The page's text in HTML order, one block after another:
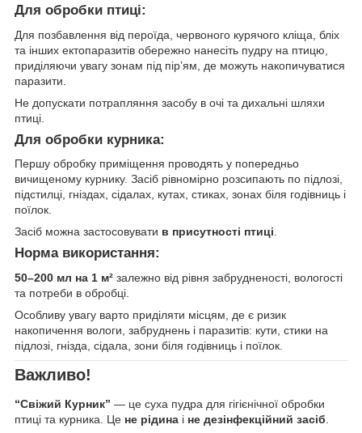
Для обробки птиці:
Для позбавлення від пероїда, червоного курячого кліща, бліх
та інших ектопаразитів обережно нанесіть пудру на птицю,
приділяючи увагу зонам під пір’ям, де можуть накопичуватися
паразити.
Не допускати потрапляння засобу в очі та дихальні шляхи
птиці.
Для обробки курника:
Першу обробку приміщення проводять у попередньо
вичищеному курнику. Засіб рівномірно розсипають по підлозі,
підстилці, гніздах, сідалах, кутах, стиках, зонах біля годівниць і
поїлок.
Засіб можна застосовувати в присутності птиці.
Норма використання:
50–200 мл на 1 м² залежно від рівня забрудненості, вологості
та потреби в обробці.
Особливу увагу варто приділяти місцям, де є ризик
накопичення вологи, забруднень і паразитів: кути, стики на
підлозі, гнізда, сідала, зони біля годівниць і поїлок.
Важливо!
“Свіжий Курник” — це суха пудра для гігієнічної обробки
птиці та курника. Це не рідина і не дезінфекційний засіб